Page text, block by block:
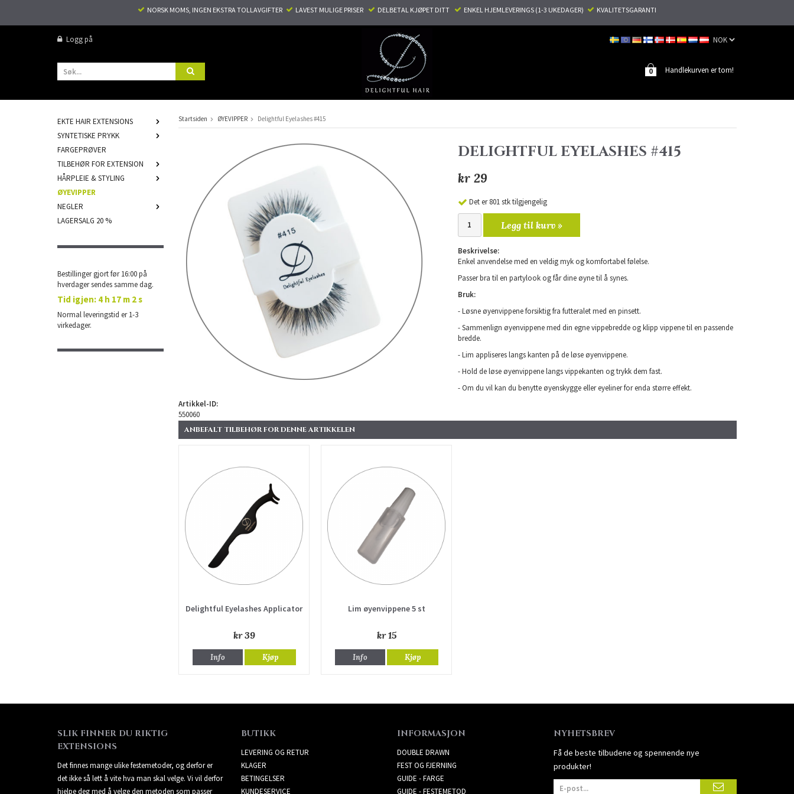
NORSK MOMS, INGEN EKSTRA TOLLAVGIFTER ​ ​ LAVEST MULIGE PRISER ​ DELBETAL KJØPET DITT ​ ENKEL HJEMLEVERINGS (1-3 UKEDAGER) KVALITETSGARANTI
Logg på
Handlekurven er tom!
0
EKTE HAIR EXTENSIONS
SYNTETISKE PRYKK
FARGEPRØVER
TILBEHØR FOR EXTENSION
HÅRPLEIE & STYLING
ØYEVIPPER
NEGLER
LAGERSALG 20 %
Bestillinger gjort før 16:00 på
hverdager sendes samme dag.
Tid igjen: 4 h 17 m 1 s
Normal leveringstid er 1-3
virkedager.
Startsiden ØYEVIPPER Delightful Eyelashes #415
DELIGHTFUL EYELASHES #415
kr 29
Det er 801 stk tilgjengelig
Legg til kurv »
Beskrivelse:
Enkel anvendelse med en veldig myk og komfortabel følelse.
Passer bra til en partylook og får dine øyne til å synes.
Bruk:
- Løsne øyenvippene forsiktig fra futteralet med en pinsett.
- Sammenlign øyenvippene med din egne vippebredde og klipp vippene til en passende
bredde.
- Lim appliseres langs kanten på de løse øyenvippene.
- Hold de løse øyenvippene langs vippekanten og trykk dem fast.
- Om du vil kan du benytte øyenskygge eller eyeliner for enda større effekt.
Artikkel-ID:
550060
ANBEFALT TILBEHØR FOR DENNE ARTIKKELEN
Delightful Eyelashes Applicator
kr 39
Info Kjøp
Lim øyenvippene 5 st
kr 15
Info Kjøp
SLIK FINNER DU RIKTIG
EXTENSIONS
Det finnes mange ulike festemetoder, og derfor er
det ikke så lett å vite hva man skal velge. Vi vil derfor
hjelpe deg med å velge den metoden som passer
BUTIKK
LEVERING OG RETUR
KLAGER
BETINGELSER
KUNDESERVICE
INFORMASJON
DOUBLE DRAWN
FEST OG FJERNING
GUIDE - FARGE
GUIDE - FESTEMETOD
NYHETSBREV
Få de beste tilbudene og spennende nye
produkter!